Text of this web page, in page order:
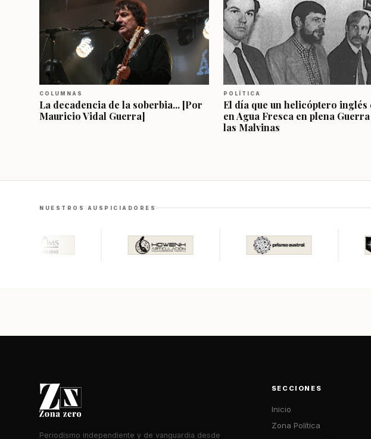
COLUMNAS
La decadencia de la soberbia... [Por
Mauricio Vidal Guerra]
POLÍTICA
El día que un helicóptero inglés
en Agua Fresca en plena
las Malvinas
NUESTROS AUSPICIADORES
Periodismo independiente y de vanguardia desde
SECCIONES
Inicio
Zona Política